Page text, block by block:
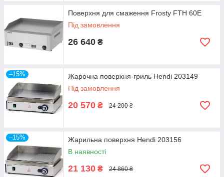
Поверхня для смаження Frosty FTH 60E
Під замовлення
26 640 ₴
–15%
Жарочна поверхня-гриль Hendi 203149
Під замовлення
20 570 ₴ 24 200 ₴
–15%
Жарильна поверхня Hendi 203156
В наявності
21 130 ₴ 24 860 ₴